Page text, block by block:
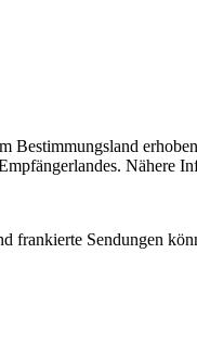
Bestimmungsland
Nähere
frankierte Sendungen